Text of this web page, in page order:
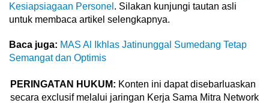
Kesiapsiagaan Personel . Silakan kunjungi tautan asli
untuk membaca artikel selengkapnya.
Baca juga: MAS Al Ikhlas Jatinunggal Sumedang Tetap
Semangat dan Optimis
PERINGATAN HUKUM: Konten ini dapat disebarluaskan
secara exclusif melalui jaringan Kerja Sama Mitra Network